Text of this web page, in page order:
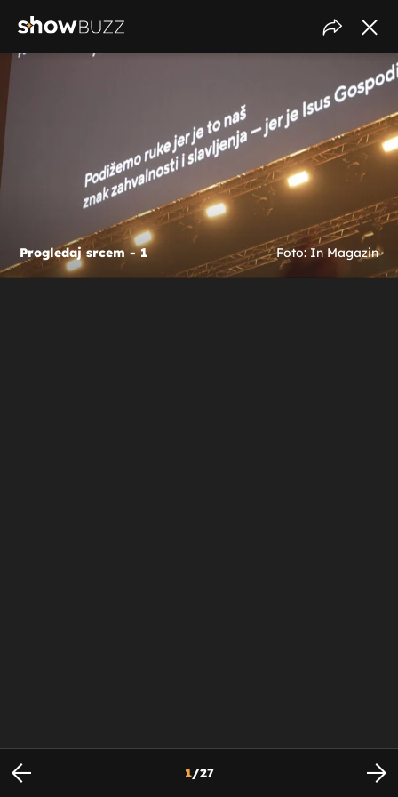
Progledaj srcem - 1 Foto: In Magazin
1/27